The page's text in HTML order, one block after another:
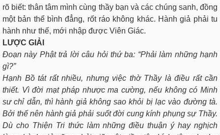
rõ biết: thân tâm mình cùng thầy bạn và các chúng sanh, đồng
một bản thể bình đẳng, rốt ráo không khác. Hành giả phải tu
hành như thế, mới nhập được Viên Giác.
LƯỢC GIẢI
Ðoạn này Phật trả lời câu hỏi thứ ba: “Phải làm những hạnh
gì?”
Hạnh Bồ tát rất nhiều, nhưng việc thờ Thầy là điều rất cần
thiết. Vì đời mạt pháp nhược ma cường, nếu không có Minh
sư chỉ dẫn, thì hành giả không sao khỏi bị lạc vào đường tà.
Bởi thế nên hành giả phải suốt đời cung kính phụng sự Thầy.
Dù cho Thiện Tri thức làm những điều thuận ý hay nghịch